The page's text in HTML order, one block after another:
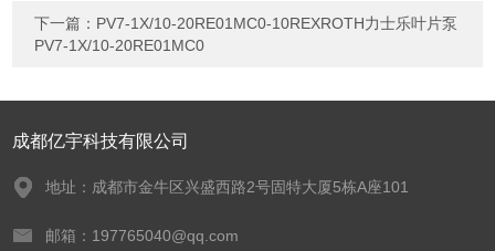
下一篇： PV7-1X/10-20RE01MC0-10REXROTH力士乐叶片泵
PV7-1X/10-20RE01MC0
成都亿宇科技有限公司
地址：成都市金牛区兴盛西路2号固特大厦5栋A座101
邮箱：197765040@qq.com